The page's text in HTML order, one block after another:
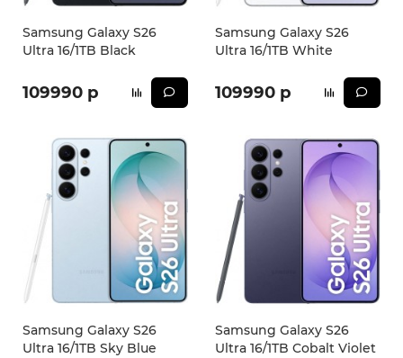
Samsung Galaxy S26
Ultra 16/1TB Black
109990 р
Samsung Galaxy S26
Ultra 16/1TB White
109990 р
Samsung Galaxy S26
Ultra 16/1TB Sky Blue
Samsung Galaxy S26
Ultra 16/1TB Cobalt Violet